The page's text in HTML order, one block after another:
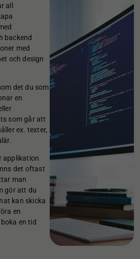
all
backend
med
och design
det du som
en
som går att
ex. texter,
applikation
det oftast
man
gör att du
kan skicka
en
en tid